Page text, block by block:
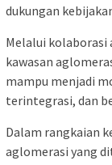
dukungan
Melalui kolaborasi
kawasan
mampu menjadi
terintegrasi, dan
Dalam rangkaian
aglomerasi yang